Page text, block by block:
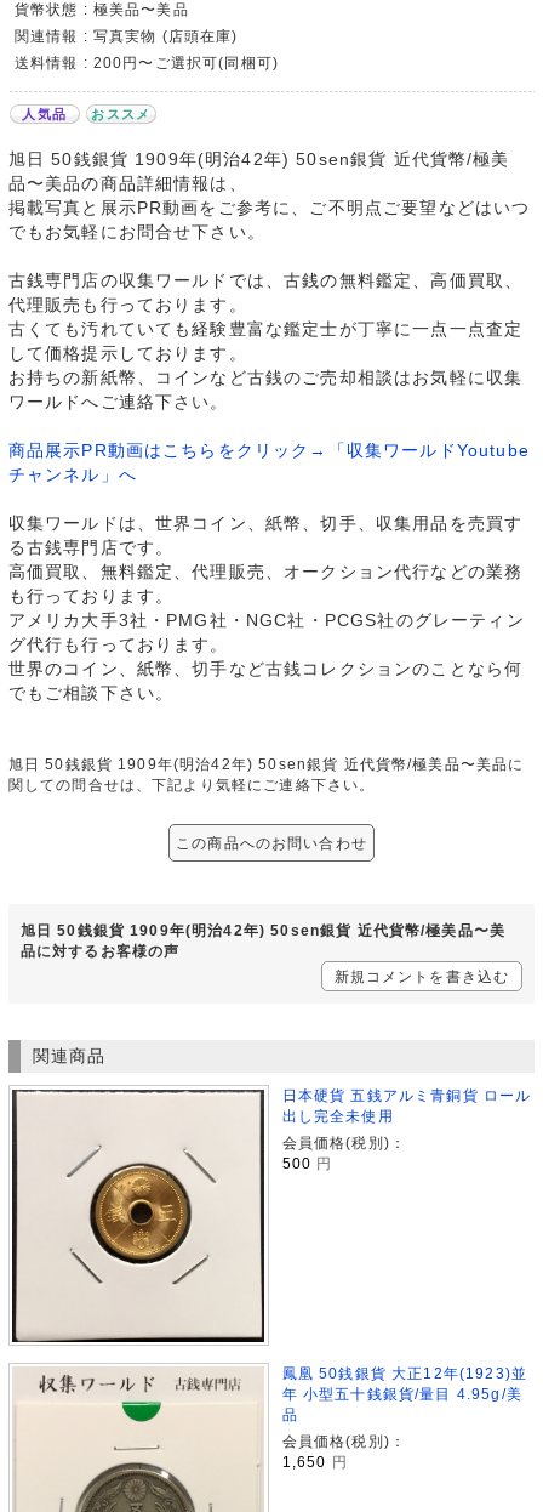
貨幣状態 : 極美品〜美品
関連情報 : 写真実物 (店頭在庫)
送料情報 : 200円〜ご選択可(同梱可)
人気品 おススメ
旭日 50銭銀貨 1909年(明治42年) 50sen銀貨 近代貨幣/極美
品〜美品の商品詳細情報は、
掲載写真と展示PR動画をご参考に、ご不明点ご要望などはいつ
でもお気軽にお問合せ下さい。
古銭専門店の収集ワールドでは、古銭の無料鑑定、高価買取、
代理販売も行っております。
古くても汚れていても経験豊富な鑑定士が丁寧に一点一点査定
して価格提示しております。
お持ちの新紙幣、コインなど古銭のご売却相談はお気軽に収集
ワールドへご連絡下さい。
商品展示PR動画はこちらをクリック→「収集ワールドYoutube
チャンネル」へ
収集ワールドは、世界コイン、紙幣、切手、収集用品を売買す
る古銭専門店です。
高価買取、無料鑑定、代理販売、オークション代行などの業務
も行っております。
アメリカ大手3社・PMG社・NGC社・PCGS社のグレーティン
グ代行も行っております。
世界のコイン、紙幣、切手など古銭コレクションのことなら何
でもご相談下さい。
旭日 50銭銀貨 1909年(明治42年) 50sen銀貨 近代貨幣/極美品〜美品に
関しての問合せは、下記より気軽にご連絡下さい。
この商品へのお問い合わせ
旭日 50銭銀貨 1909年(明治42年) 50sen銀貨 近代貨幣/極美品〜美
品に対するお客様の声
新規コメントを書き込む
関連商品
日本硬貨 五銭アルミ青銅貨 ロール
出し完全未使用
会員価格(税別)：
500 円
鳳凰 50銭銀貨 大正12年(1923)並
年 小型五十銭銀貨/量目 4.95g/美
品
会員価格(税別)：
1,650
円